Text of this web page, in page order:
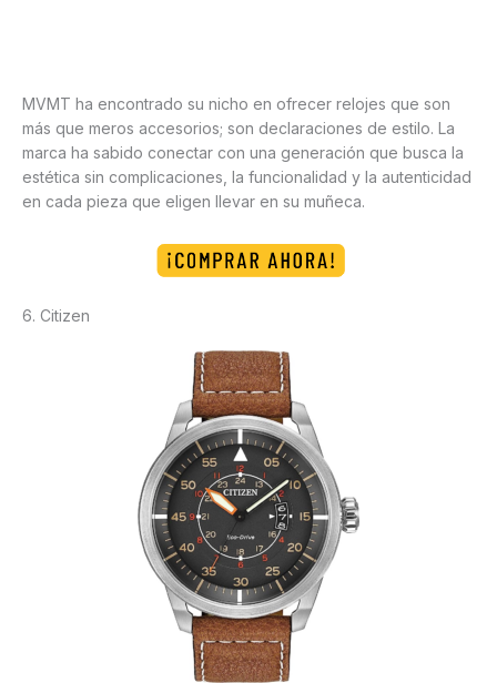
MVMT ha encontrado su nicho en ofrecer relojes que son
más que meros accesorios; son declaraciones de estilo. La
marca ha sabido conectar con una generación que busca la
estética sin complicaciones, la funcionalidad y la autenticidad
en cada pieza que eligen llevar en su muñeca.
6. Citizen